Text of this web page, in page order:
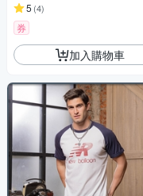
5 (4)
券
加入購物車